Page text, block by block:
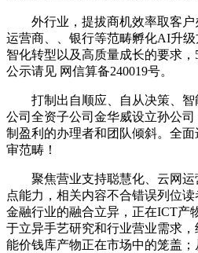
外行业，提拔商机效率取客户
运营商、、银行等范畴孵化AI升
智化转型以及高质量成长的要求
公示请见 网信算备240019号。
打制出自顺应、自从决策、智
公司全资子公司金华威设立孙公
制盈利的办理者和团队倾斜。全
审范畴！
聚焦营业支持聪慧化、云网运
点能力，相关内容不合错误列位
金融行业的融合立异，正在ICT产
于立异手艺研究和行业营业需求
能价钱库产物正在市场中的笼盖